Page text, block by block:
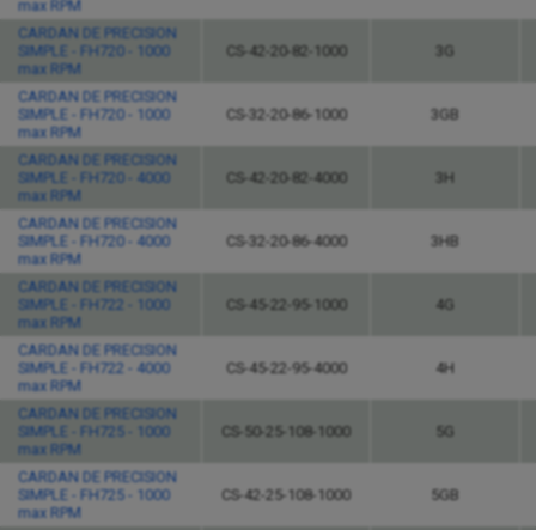
max RPM
CARDAN DE PRECISION
SIMPLE - FH720 - 1000
max RPM
CS-42-20-82-1000 3G
CARDAN DE PRECISION
SIMPLE - FH720 - 1000
max RPM
CS-32-20-86-1000 3GB
CARDAN DE PRECISION
SIMPLE - FH720 - 4000
max RPM
CS-42-20-82-4000 3H
CARDAN DE PRECISION
SIMPLE - FH720 - 4000
max RPM
CS-32-20-86-4000 3HB
CARDAN DE PRECISION
SIMPLE - FH722 - 1000
max RPM
CS-45-22-95-1000 4G
CARDAN DE PRECISION
SIMPLE - FH722 - 4000
max RPM
CS-45-22-95-4000 4H
CARDAN DE PRECISION
SIMPLE - FH725 - 1000
max RPM
CS-50-25-108-1000 5G
CARDAN DE PRECISION
SIMPLE - FH725 - 1000
max RPM
CS-42-25-108-1000 5GB